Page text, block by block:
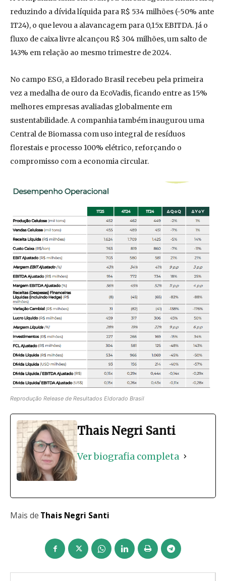
reduzindo a dívida líquida para R$ 534 milhões (-50% ante
1T24), o que levou a alavancagem para 0,15x EBITDA. Já o
fluxo de caixa livre alcançou R$ 304 milhões, um salto de
143% em relação ao mesmo trimestre de 2024.
No campo ESG, a Eldorado Brasil recebeu pela primeira
vez a medalha de ouro da EcoVadis, ficando entre as 15%
melhores empresas avaliadas globalmente em
sustentabilidade. A companhia também inaugurou uma
Central de Biomassa com uso integral de resíduos
florestais e processo 100% elétrico, reforçando o
compromisso com a economia circular.
Reprodução Release de Resultados Eldorado Brasil
Thais Negri Santi
Ver biografia completa
Mais de Thais Negri Santi